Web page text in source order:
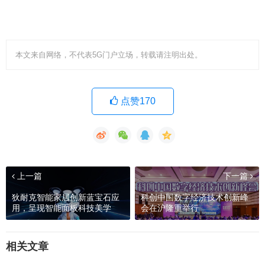
本文来自网络，不代表5G门户立场，转载请注明出处。
点赞170
上一篇
狄耐克智能家居创新蓝宝石应
用，呈现智能面板科技美学
下一篇
科创中国数字经济技术创新峰
会在沪隆重举行
相关文章